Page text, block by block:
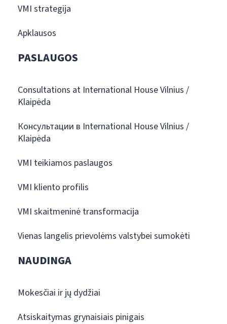
VMI strategija
Apklausos
PASLAUGOS
Consultations at International House Vilnius /
Klaipėda
Консультации в International House Vilnius /
Klaipėda
VMI teikiamos paslaugos
VMI kliento profilis
VMI skaitmeninė transformacija
Vienas langelis prievolėms valstybei sumokėti
NAUDINGA
Mokesčiai ir jų dydžiai
Atsiskaitymas grynaisiais pinigais